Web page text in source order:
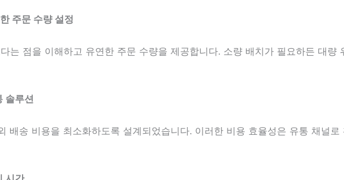
주문 수량 설정
는 점을 이해하고 유연한 주문 수량을 제공합니다. 소량 배치가 필요하든 대량
솔루션
배송 비용을 최소화하도록 설계되었습니다. 이러한 비용 효율성은 유통 채널